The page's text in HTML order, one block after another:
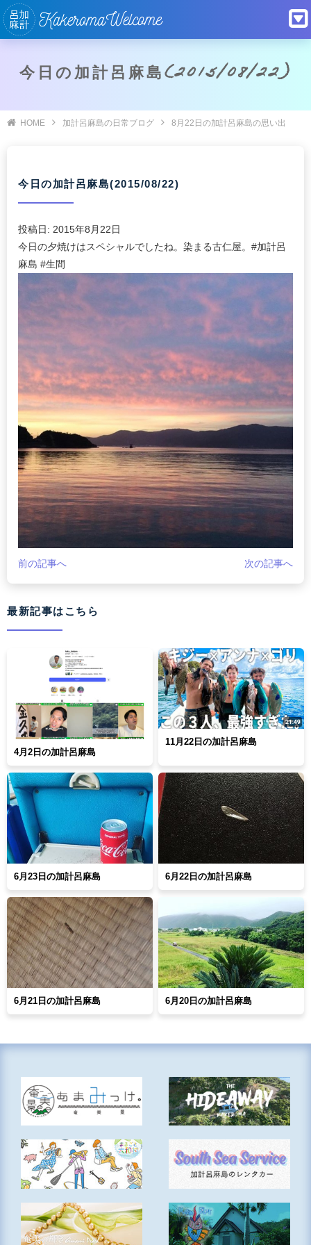
今日の加計呂麻島(2015/08/22)
HOME 加計呂麻島の日常ブログ 8月22日の加計呂麻島の思い出
今日の加計呂麻島(2015/08/22)
投稿日: 2015年8月22日
今日の夕焼けはスペシャルでしたね。染まる古仁屋。#加計呂
麻島 #生間
前の記事へ 次の記事へ
最新記事はこちら
4月2日の加計呂麻島
11月22日の加計呂麻島
6月23日の加計呂麻島 6月22日の加計呂麻島
6月21日の加計呂麻島 6月20日の加計呂麻島